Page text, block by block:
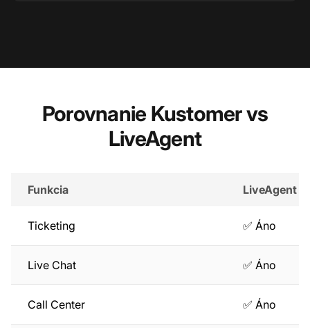
Porovnanie Kustomer vs
LiveAgent
Funkcia LiveAgent
Ticketing ✅ Áno
Live Chat ✅ Áno
Call Center ✅ Áno